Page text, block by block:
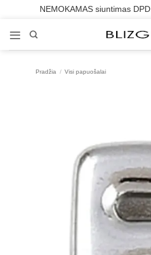
NEMOKAMAS siuntimas
content
Pradžia / Visi papuošalai